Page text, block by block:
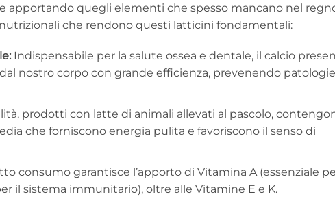
apportando quegli elementi che spesso mancano nel
che rendono questi latticini fondamentali:
Indispensabile per la salute ossea e dentale, il calcio
nostro corpo con grande efficienza, prevenendo patologie
prodotti con latte di animali allevati al pascolo,
che forniscono energia pulita e favoriscono il senso di
consumo garantisce l’apporto di Vitamina A (essenziale
il sistema immunitario), oltre alle Vitamine E e K.